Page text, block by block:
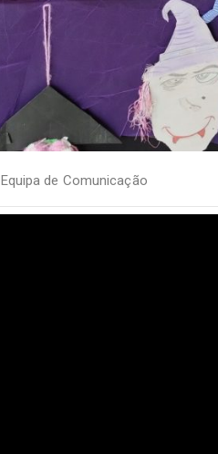
Equipa de Comunicação